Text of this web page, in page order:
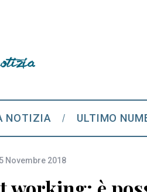
NOTIZIA ULTIMO
Novembre 2018